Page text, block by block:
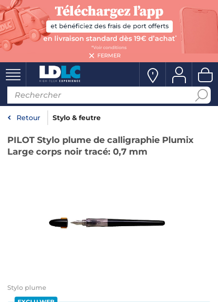
FERMER
Retour Stylo & feutre
PILOT Stylo plume de calligraphie Plumix
Large corps noir tracé: 0,7 mm
Stylo plume